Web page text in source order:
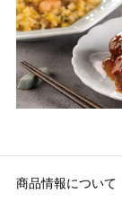
商品情報について